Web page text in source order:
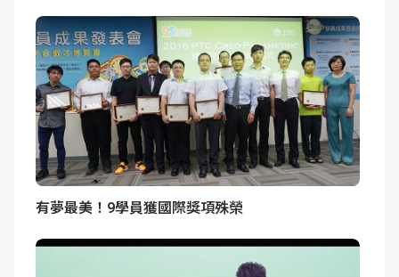
有夢最美！9學員獲國際獎項殊榮